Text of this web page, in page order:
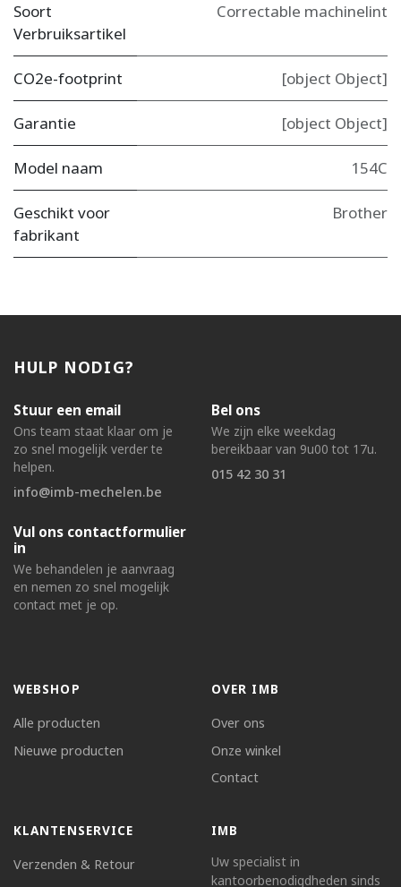
Soort
Verbruiksartikel
Correctable machinelint
CO2e-footprint [object Object]
Garantie [object Object]
Model naam 154C
Geschikt voor
fabrikant
Brother
HULP NODIG?
Stuur een email
Ons team staat klaar om je
zo snel mogelijk verder te
helpen.
info@imb-mechelen.be
Bel ons
We zijn elke weekdag
bereikbaar van 9u00 tot 17u.
015 42 30 31
Vul ons contactformulier
in
We behandelen je aanvraag
en nemen zo snel mogelijk
contact met je op.
WEBSHOP
Alle producten
Nieuwe producten
OVER IMB
Over ons
Onze winkel
Contact
KLANTENSERVICE
Verzenden & Retour
IMB
Uw specialist in
kantoorbenodigdheden sinds